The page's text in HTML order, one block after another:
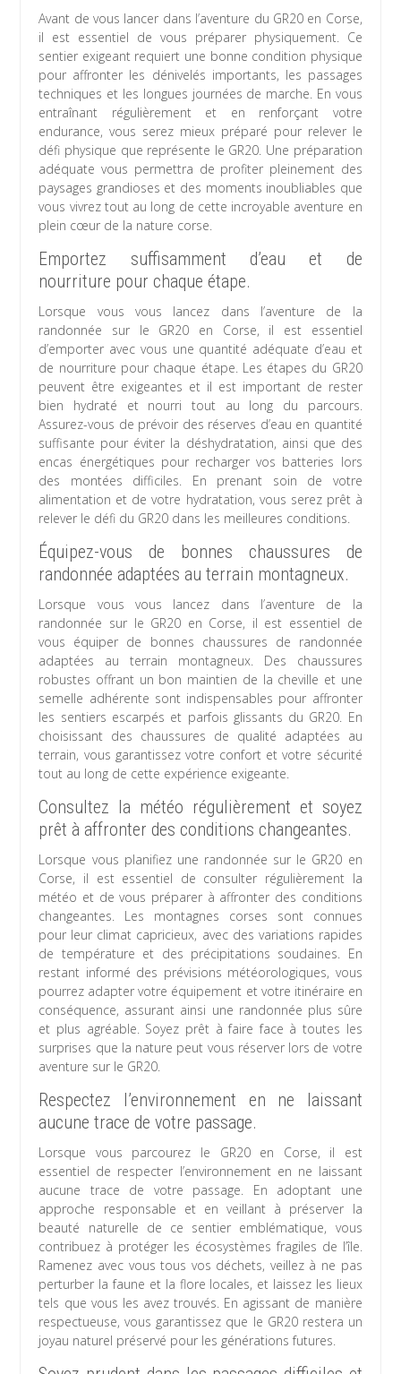
Avant de vous lancer dans l’aventure du GR20 en Corse,
il est essentiel de vous préparer physiquement. Ce
sentier exigeant requiert une bonne condition physique
pour affronter les dénivelés importants, les passages
techniques et les longues journées de marche. En vous
entraînant régulièrement et en renforçant votre
endurance, vous serez mieux préparé pour relever le
défi physique que représente le GR20. Une préparation
adéquate vous permettra de profiter pleinement des
paysages grandioses et des moments inoubliables que
vous vivrez tout au long de cette incroyable aventure en
plein cœur de la nature corse.
Emportez suffisamment d’eau et de
nourriture pour chaque étape.
Lorsque vous vous lancez dans l’aventure de la
randonnée sur le GR20 en Corse, il est essentiel
d’emporter avec vous une quantité adéquate d’eau et
de nourriture pour chaque étape. Les étapes du GR20
peuvent être exigeantes et il est important de rester
bien hydraté et nourri tout au long du parcours.
Assurez-vous de prévoir des réserves d’eau en quantité
suffisante pour éviter la déshydratation, ainsi que des
encas énergétiques pour recharger vos batteries lors
des montées difficiles. En prenant soin de votre
alimentation et de votre hydratation, vous serez prêt à
relever le défi du GR20 dans les meilleures conditions.
Équipez-vous de bonnes chaussures de
randonnée adaptées au terrain montagneux.
Lorsque vous vous lancez dans l’aventure de la
randonnée sur le GR20 en Corse, il est essentiel de
vous équiper de bonnes chaussures de randonnée
adaptées au terrain montagneux. Des chaussures
robustes offrant un bon maintien de la cheville et une
semelle adhérente sont indispensables pour affronter
les sentiers escarpés et parfois glissants du GR20. En
choisissant des chaussures de qualité adaptées au
terrain, vous garantissez votre confort et votre sécurité
tout au long de cette expérience exigeante.
Consultez la météo régulièrement et soyez
prêt à affronter des conditions changeantes.
Lorsque vous planifiez une randonnée sur le GR20 en
Corse, il est essentiel de consulter régulièrement la
météo et de vous préparer à affronter des conditions
changeantes. Les montagnes corses sont connues
pour leur climat capricieux, avec des variations rapides
de température et des précipitations soudaines. En
restant informé des prévisions météorologiques, vous
pourrez adapter votre équipement et votre itinéraire en
conséquence, assurant ainsi une randonnée plus sûre
et plus agréable. Soyez prêt à faire face à toutes les
surprises que la nature peut vous réserver lors de votre
aventure sur le GR20.
Respectez l’environnement en ne laissant
aucune trace de votre passage.
Lorsque vous parcourez le GR20 en Corse, il est
essentiel de respecter l’environnement en ne laissant
aucune trace de votre passage. En adoptant une
approche responsable et en veillant à préserver la
beauté naturelle de ce sentier emblématique, vous
contribuez à protéger les écosystèmes fragiles de l’île.
Ramenez avec vous tous vos déchets, veillez à ne pas
perturber la faune et la flore locales, et laissez les lieux
tels que vous les avez trouvés. En agissant de manière
respectueuse, vous garantissez que le GR20 restera un
joyau naturel préservé pour les générations futures.